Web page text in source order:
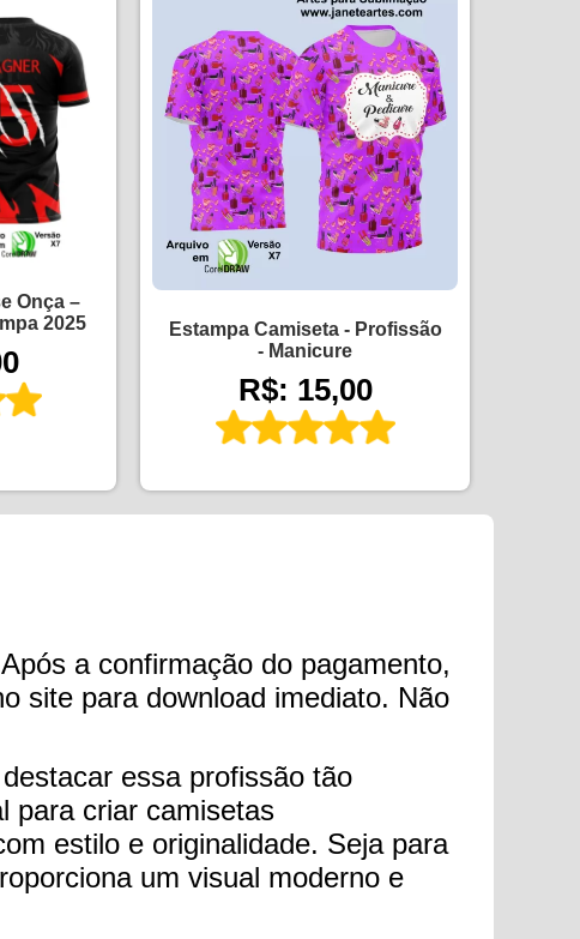
Onça –
2025
Estampa Camiseta - Profissão
- Manicure
R$: 15,00
a confirmação do pagamento,
site para download imediato. Não
essa profissão tão
para criar camisetas
estilo e originalidade. Seja para
um visual moderno e